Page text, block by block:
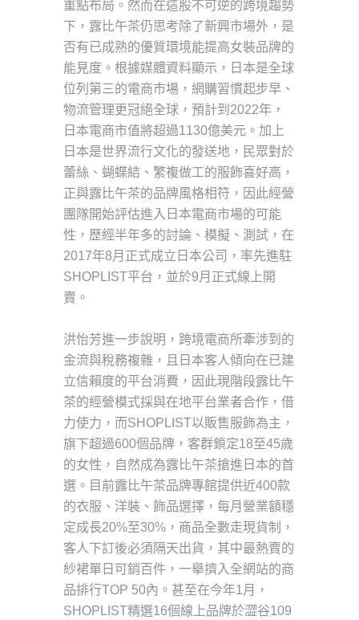
重點布局。然而在這股不可逆的跨境趨勢
下，露比午茶仍思考除了新興市場外，是
否有已成熟的優質環境能提高女裝品牌的
能見度。根據媒體資料顯示，日本是全球
位列第三的電商市場，網購習慣起步早、
物流管理更冠絕全球，預計到2022年，
日本電商市值將超過1130億美元。加上
日本是世界流行文化的發送地，民眾對於
蕾絲、蝴蝶結、繁複做工的服飾喜好高，
正與露比午茶的品牌風格相符，因此經營
團隊開始評估進入日本電商市場的可能
性，歷經半年多的討論、模擬、測試，在
2017年8月正式成立日本公司，率先進駐
SHOPLIST平台，並於9月正式線上開
賣。
洪怡芳進一步說明，跨境電商所牽涉到的
金流與稅務複雜，且日本客人傾向在已建
立信賴度的平台消費，因此現階段露比午
茶的經營模式採與在地平台業者合作，借
力使力，而SHOPLIST以販售服飾為主，
旗下超過600個品牌，客群鎖定18至45歲
的女性，自然成為露比午茶搶進日本的首
選。目前露比午茶品牌專館提供近400款
的衣服、洋裝、飾品選擇，每月營業額穩
定成長20%至30%，商品全數走現貨制，
客人下訂後必須隔天出貨，其中最熱賣的
紗裙單日可銷百件，一舉擠入全網站的商
品排行TOP 50內。甚至在今年1月，
SHOPLIST精選16個線上品牌於澀谷109